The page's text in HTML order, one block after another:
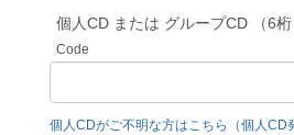
個人CD または グループCD （6
Code
個人CDがご不明な方はこちら（個人CD